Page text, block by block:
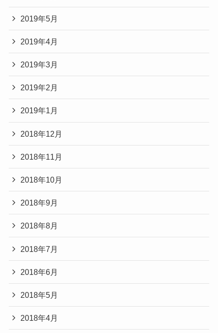
2019年5月
2019年4月
2019年3月
2019年2月
2019年1月
2018年12月
2018年11月
2018年10月
2018年9月
2018年8月
2018年7月
2018年6月
2018年5月
2018年4月